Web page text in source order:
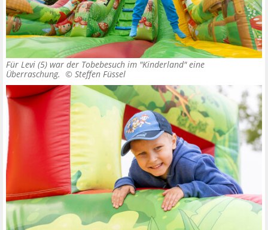
Für Levi (5) war der Tobebesuch im "Kinderland" eine
Überraschung. © Steffen Füssel